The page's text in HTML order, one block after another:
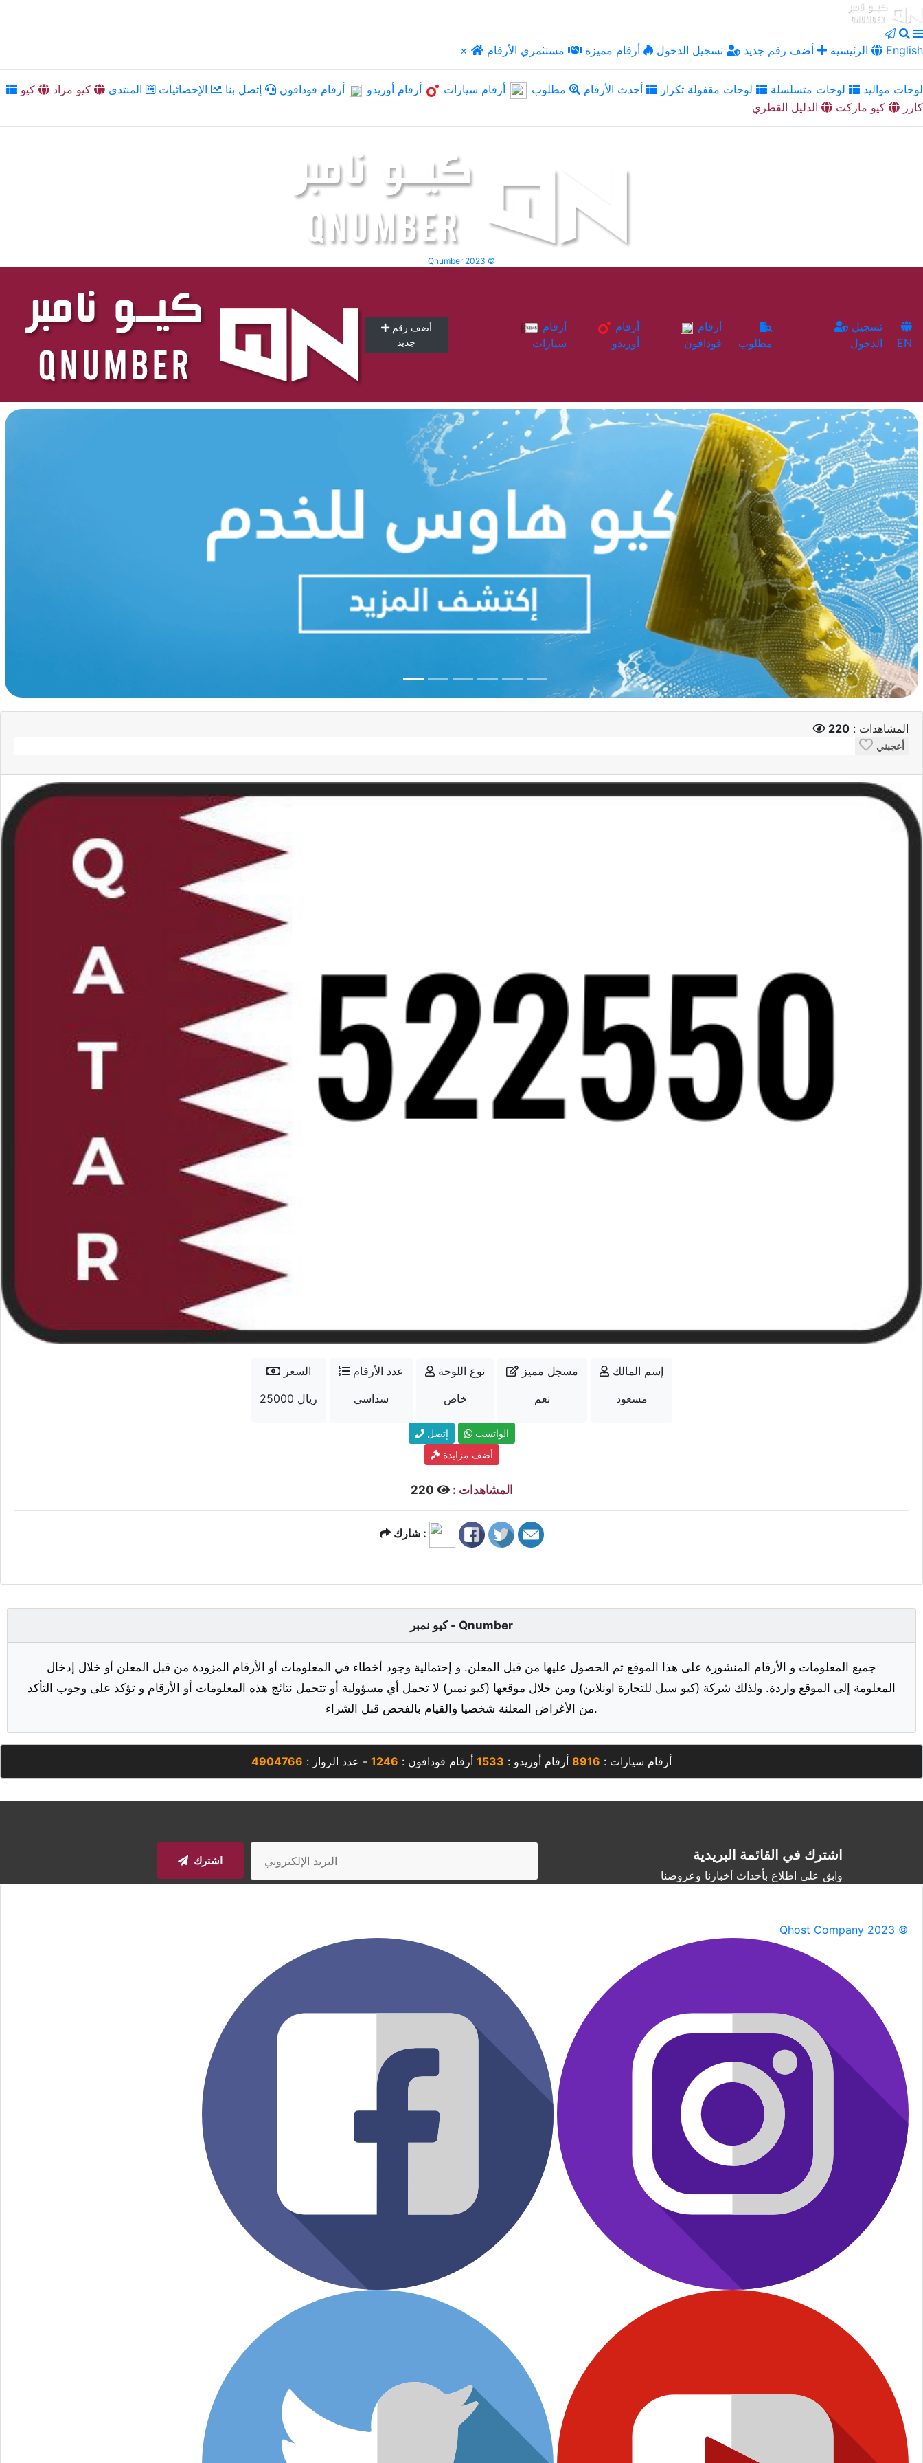
× الرئيسية أضف رقم جديد تسجيل الدخول أرقام مميزة مستثمري الأرقام English
لوحات مواليد لوحات متسلسلة لوحات مقفولة تكرار أحدث الأرقام مطلوب أرقام سيارات أرقام أوريدو أرقام فودافون إتصل بنا الإحصائيات المنتدى كيو مزاد
كيو
كارز
كيو ماركت الدليل القطري
Qnumber 2023 ©
أضف رقم
جديد
سيارات
أوريدو
فودافون
مطلوب
الدخول
EN
المشاهدات : 220
أعجبني
السعر
25000 ريال
عدد الأرقام
سداسي
نوع اللوحة
خاص
مسجل مميز
نعم
إسم المالك
مسعود
إتصل
الواتسب
أضف مزايدة
المشاهدات :
شارك :
كيو نمبر - Qnumber
جميع المعلومات و الأرقام المنشورة على هذا الموقع تم الحصول عليها من قبل المعلن. و إحتمالية وجود أخطاء في المعلومات أو الأرقام المزودة من قبل المعلن أو خلال إدخال
المعلومة إلى الموقع واردة. ولذلك شركة (كيو سيل للتجارة اونلاين) ومن خلال موقعها (كيو نمبر) لا تحمل أي مسؤولية أو تتحمل نتائج هذه المعلومات أو الأرقام و تؤكد على وجوب التأكد
من الأغراض المعلنة شخصيا والقيام بالفحص قبل الشراء.
أرقام سيارات : 8916 أرقام أوريدو : 1533 أرقام فودافون : 1246 - عدد الزوار : 4904766
اشترك في القائمة البريدية
وابق على اطلاع بأحداث أخبارنا وعروضنا
اشترك
Qhost Company 2023 ©